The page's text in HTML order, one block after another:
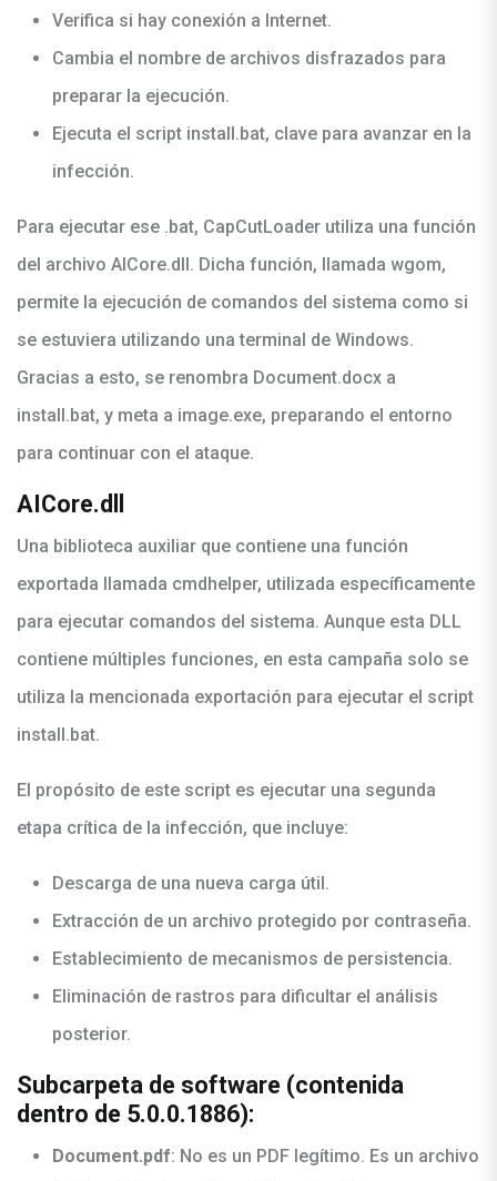
Verifica si hay conexión a Internet.
Cambia el nombre de archivos disfrazados para
preparar la ejecución.
Ejecuta el script install.bat, clave para avanzar en la
infección.
Para ejecutar ese .bat, CapCutLoader utiliza una función
del archivo AICore.dll. Dicha función, llamada wgom,
permite la ejecución de comandos del sistema como si
se estuviera utilizando una terminal de Windows.
Gracias a esto, se renombra Document.docx a
install.bat, y meta a image.exe, preparando el entorno
para continuar con el ataque.
AICore.dll
Una biblioteca auxiliar que contiene una función
exportada llamada cmdhelper, utilizada específicamente
para ejecutar comandos del sistema. Aunque esta DLL
contiene múltiples funciones, en esta campaña solo se
utiliza la mencionada exportación para ejecutar el script
install.bat.
El propósito de este script es ejecutar una segunda
etapa crítica de la infección, que incluye:
Descarga de una nueva carga útil.
Extracción de un archivo protegido por contraseña.
Establecimiento de mecanismos de persistencia.
Eliminación de rastros para dificultar el análisis
posterior.
Subcarpeta de software (contenida
dentro de 5.0.0.1886):
Document.pdf: No es un PDF legítimo. Es un archivo